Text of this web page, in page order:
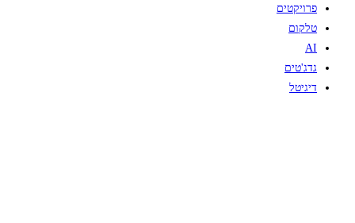
פרויקטים
טלקום
AI
גדג'טים
דיגיטל